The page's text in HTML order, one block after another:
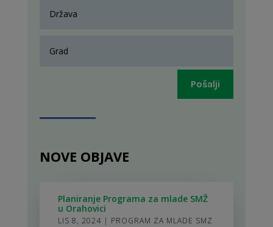
Pošalji
NOVE OBJAVE
Planiranje Programa za mlade SMŽ
u Orahovici
LIS 8, 2024 | PROGRAM ZA MLADE SMZ